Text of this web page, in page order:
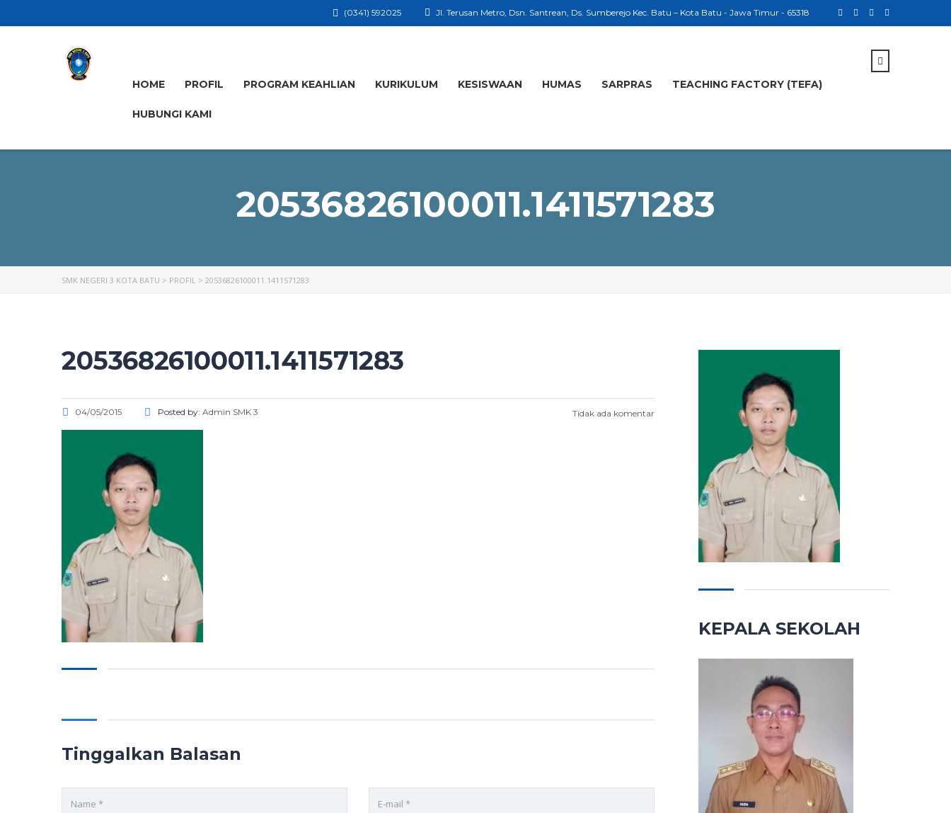
Jl. Terusan Metro, Dsn. Santrean, Ds. Sumberejo Kec. Batu – Kota Batu - Jawa Timur - 65318
(0341) 592025
HOME PROFIL PROGRAM KEAHLIAN KURIKULUM KESISWAAN HUMAS SARPRAS TEACHING FACTORY (TEFA)
HUBUNGI KAMI
20536826100011.1411571283
SMK NEGERI 3 KOTA BATU > PROFIL > 20536826100011.1411571283
20536826100011.1411571283
04/05/2015 Posted by: Admin SMK 3 Tidak ada komentar
Tinggalkan Balasan
KEPALA SEKOLAH